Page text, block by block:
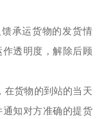
承运货物的发货情
透明度，解除后顾
在货物的到站的当天
知对方准确的提货